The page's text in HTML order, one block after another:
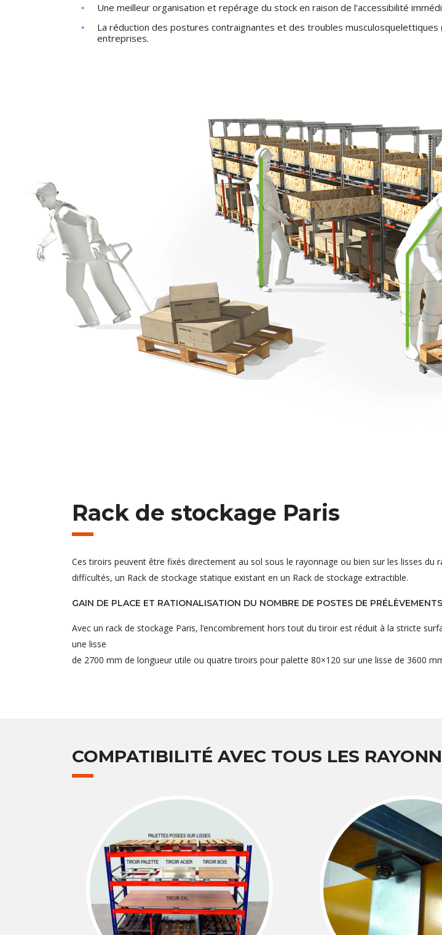
Une meilleur organisation et repérage du stock en raison de l’accessibilité
La réduction des postures contraignantes et des troubles
entreprises.
Rack de stockage Paris
Ces tiroirs peuvent être fixés directement au sol sous le rayonnage ou bien sur les lisses
difficultés, un Rack de stockage statique existant en un Rack de stockage extractible.
GAIN DE PLACE ET RATIONALISATION DU NOMBRE DE POSTES DE PRÉLÈVEMENTS
Avec un rack de stockage Paris, l’encombrement hors tout du tiroir est réduit à la stricte
une lisse
de 2700 mm de longueur utile ou quatre tiroirs pour palette 80×120 sur une lisse de 3600
COMPATIBILITÉ AVEC TOUS LES